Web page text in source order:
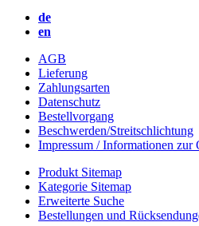
de
en
AGB
Lieferung
Zahlungsarten
Datenschutz
Bestellvorgang
Beschwerden/Streitschlichtung
Impressum / Informationen zur
Produkt Sitemap
Kategorie Sitemap
Erweiterte Suche
Bestellungen und